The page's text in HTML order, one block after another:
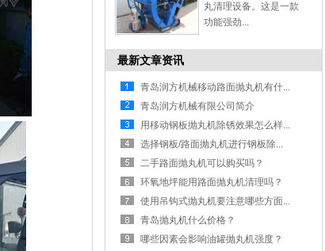
丸清理设备。这是一款
功能强劲...
最新文章资讯
青岛润方机械移动路面抛丸机有什...
青岛润方机械有限公司简介
用移动钢板抛丸机除锈效果怎么样...
选择钢板/路面抛丸机进行钢板除...
二手路面抛丸机可以购买吗？
环氧地坪能用路面抛丸机清理吗？
使用吊钩式抛丸机要注意哪些方面...
青岛抛丸机什么价格？
哪些因素会影响油罐抛丸机强度？